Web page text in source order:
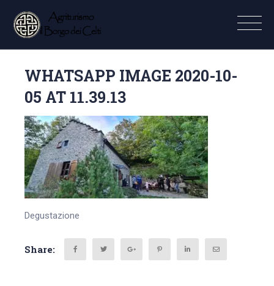
WHATSAPP IMAGE 2020-10-
05 AT 11.39.13
Degustazione
Share: